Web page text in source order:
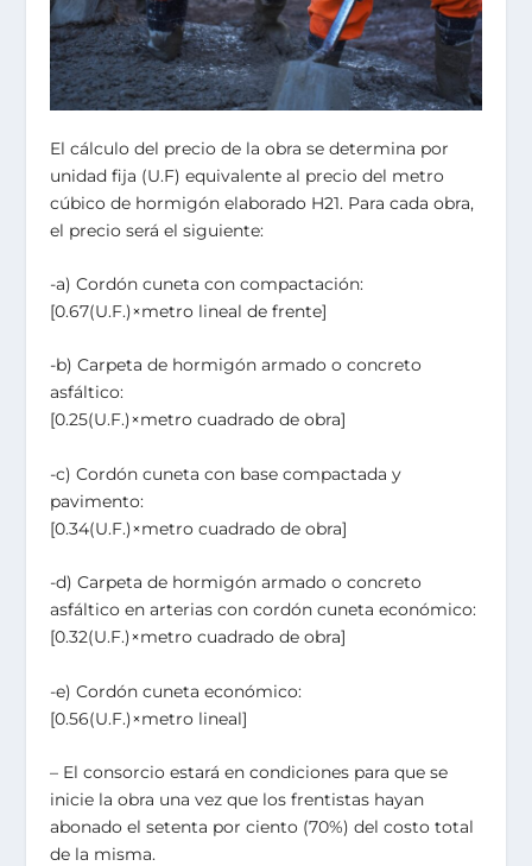
El cálculo del precio de la obra se determina por
unidad fija (U.F) equivalente al precio del metro
cúbico de hormigón elaborado H21. Para cada obra,
el precio será el siguiente:
-a) Cordón cuneta con compactación:
[0.67(U.F.)×metro lineal de frente]
-b) Carpeta de hormigón armado o concreto
asfáltico:
[0.25(U.F.)×metro cuadrado de obra]
-c) Cordón cuneta con base compactada y
pavimento:
[0.34(U.F.)×metro cuadrado de obra]
-d) Carpeta de hormigón armado o concreto
asfáltico en arterias con cordón cuneta económico:
[0.32(U.F.)×metro cuadrado de obra]
-e) Cordón cuneta económico:
[0.56(U.F.)×metro lineal]
– El consorcio estará en condiciones para que se
inicie la obra una vez que los frentistas hayan
abonado el setenta por ciento (70%) del costo total
de la misma.